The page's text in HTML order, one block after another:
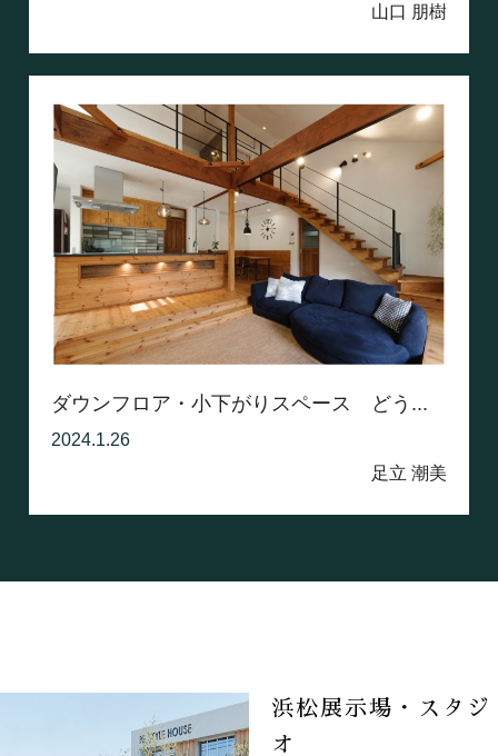
山口 朋樹
ダウンフロア・小下がりスペース どう...
2024.1.26
足立 潮美
浜松展示場・スタジ
オ